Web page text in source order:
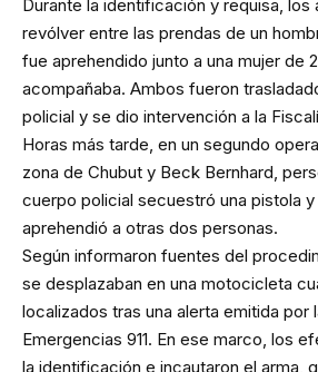
Durante la identificación y requisa, los
revólver entre las prendas de un
fue aprehendido junto a una mujer de
acompañaba. Ambos fueron
policial y se dio intervención a la
Horas más tarde, en un segundo
zona de Chubut y Beck Bernhard,
cuerpo policial secuestró una pistola
aprehendió a otras dos personas.
Según informaron fuentes del
se desplazaban en una motocicleta
localizados tras una alerta emitida por
Emergencias 911. En ese marco, los
la identificación e incautaron el arma,